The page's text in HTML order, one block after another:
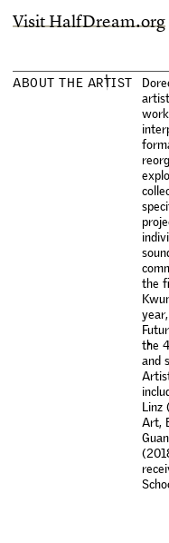
VisitHalfDream.org
ABOUT THE ARTIST Dore
artist
work
inter
form
reor
expl
colle
speci
proje
indivi
soun
com
the
Kwu
year,
Futur
the
and
Artis
inclu
L inz
Art,
Guan
(201
recei
Scho